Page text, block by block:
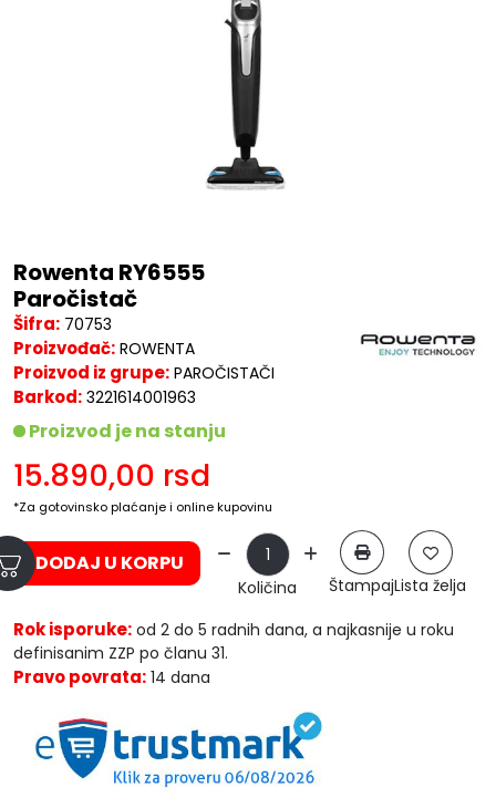
Rowenta RY6555
Paročistač
Šifra: 70753
Proizvođač: ROWENTA
Proizvod iz grupe: PAROČISTAČI
Barkod: 3221614001963
Proizvod je na stanju
15.890,00 rsd
*Za gotovinsko plaćanje i online kupovinu
DODAJ U KORPU
Količina ŠtampajLista želja
Rok isporuke: od 2 do 5 radnih dana, a najkasnije u roku
definisanim ZZP po članu 31.
Pravo povrata: 14 dana